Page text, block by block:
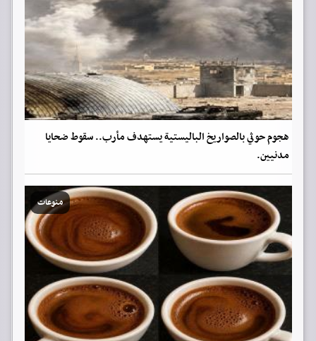
هجوم حوثي بالصواريخ الباليستية يستهدف مأرب.. سقوط ضحايا
مدنيين.
منوعات